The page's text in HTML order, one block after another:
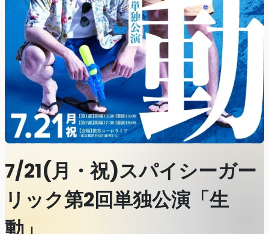
7/21(月・祝)スパイシーガー
リック第2回単独公演「生
動」